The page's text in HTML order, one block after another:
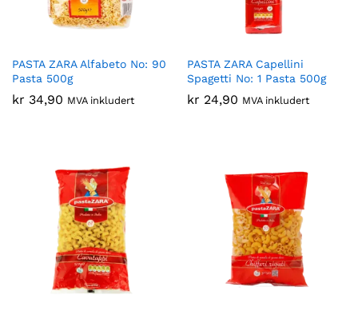
PASTA ZARA Alfabeto No: 90
Pasta 500g
kr 34,90 MVA inkludert
PASTA ZARA Capellini
Spagetti No: 1 Pasta 500g
kr 24,90 MVA inkludert